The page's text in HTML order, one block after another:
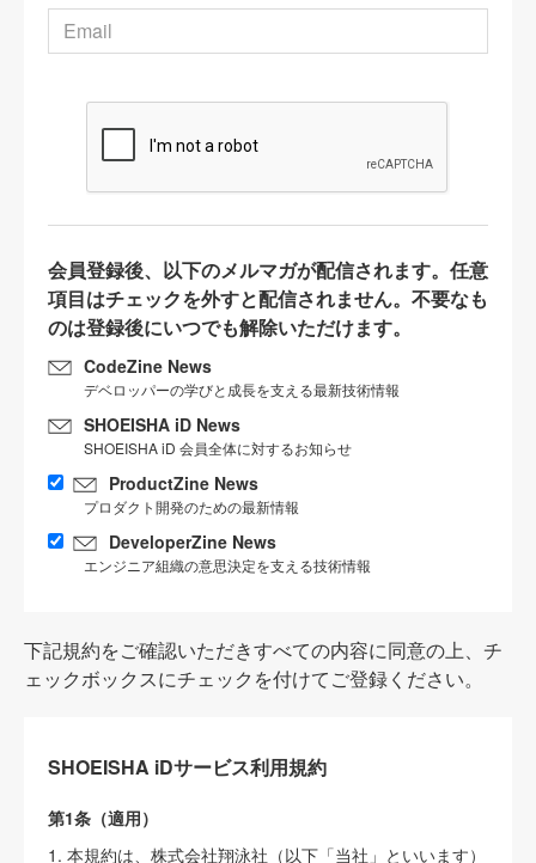
会員登録後、以下のメルマガが配信されます。任意
項目はチェックを外すと配信されません。不要なも
のは登録後にいつでも解除いただけます。
CodeZine News
デベロッパーの学びと成長を支える最新技術情報
SHOEISHA iD News
SHOEISHA iD 会員全体に対するお知らせ
ProductZine News
プロダクト開発のための最新情報
DeveloperZine News
エンジニア組織の意思決定を支える技術情報
下記規約をご確認いただきすべての内容に同意の上、チ
ェックボックスにチェックを付けてご登録ください。
SHOEISHA iDサービス利用規約
第1条（適用）
1. 本規約は、株式会社翔泳社（以下「当社」といいます）